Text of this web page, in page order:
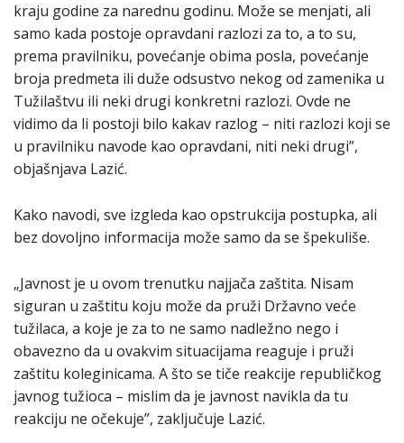
kraju godine za narednu godinu. Može se menjati, ali
samo kada postoje opravdani razlozi za to, a to su,
prema pravilniku, povećanje obima posla, povećanje
broja predmeta ili duže odsustvo nekog od zamenika u
Tužilaštvu ili neki drugi konkretni razlozi. Ovde ne
vidimo da li postoji bilo kakav razlog – niti razlozi koji se
u pravilniku navode kao opravdani, niti neki drugi”,
objašnjava Lazić.
Kako navodi, sve izgleda kao opstrukcija postupka, ali
bez dovoljno informacija može samo da se špekuliše.
„Javnost je u ovom trenutku najjača zaštita. Nisam
siguran u zaštitu koju može da pruži Državno veće
tužilaca, a koje je za to ne samo nadležno nego i
obavezno da u ovakvim situacijama reaguje i pruži
zaštitu koleginicama. A što se tiče reakcije republičkog
javnog tužioca – mislim da je javnost navikla da tu
reakciju ne očekuje”, zaključuje Lazić.